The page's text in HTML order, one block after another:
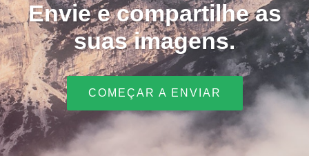
Envie e compartilhe as
suas imagens.
COMEÇAR A ENVIAR